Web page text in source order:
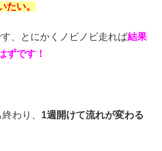
たい。
、とにかくノビノビ走れば結果
ずです！
わり、 1週開けて流れが変わる